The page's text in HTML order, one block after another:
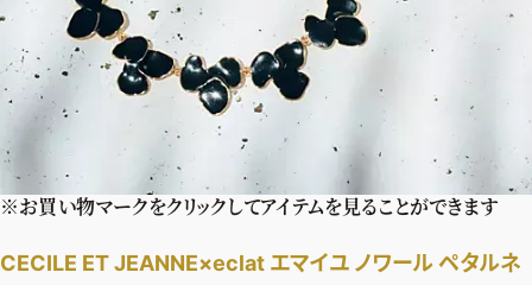
※お買い物マークをクリックしてアイテムを見ることができます
CECILE ET JEANNE×eclat エマイユ ノワール ペタルネ